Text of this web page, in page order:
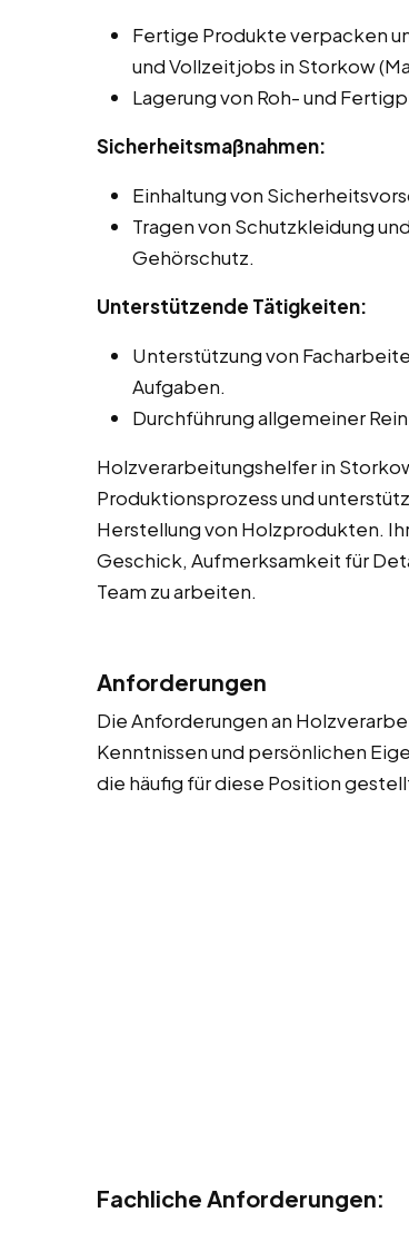
Fertige Produkte verpacken
und Vollzeitjobs in Storkow
Lagerung von Roh- und
Sicherheitsmaßnahmen:
Einhaltung von
Tragen von Schutzkleidung
Gehörschutz.
Unterstützende Tätigkeiten:
Unterstützung von
Aufgaben.
Durchführung allgemeiner
Holzverarbeitungshelfer in
Produktionsprozess und
Herstellung von Holzprodukten.
Geschick, Aufmerksamkeit für
Team zu arbeiten.
Anforderungen
Die Anforderungen an
Kenntnissen und persönlichen
die häufig für diese Position
Fachliche Anforderungen: